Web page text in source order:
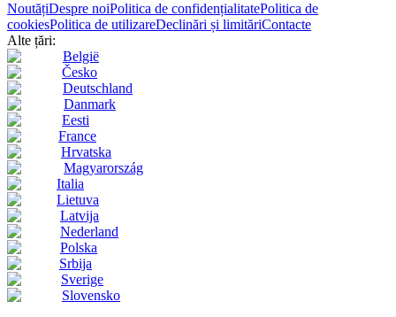
NoutățiDespre noiPolitica de confidențialitatePolitica de
cookiesPolitica de utilizareDeclinări și limităriContacte
Alte țări:
België
Česko
Deutschland
Danmark
Eesti
France
Hrvatska
Magyarország
Italia
Lietuva
Latvija
Nederland
Polska
Srbija
Sverige
Slovensko